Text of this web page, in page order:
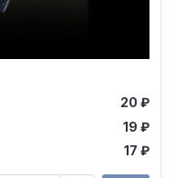
20 ₽
19 ₽
17 ₽